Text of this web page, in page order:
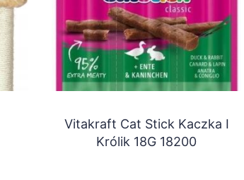
Vitakraft Cat Stick Kaczka I
Królik 18G 18200